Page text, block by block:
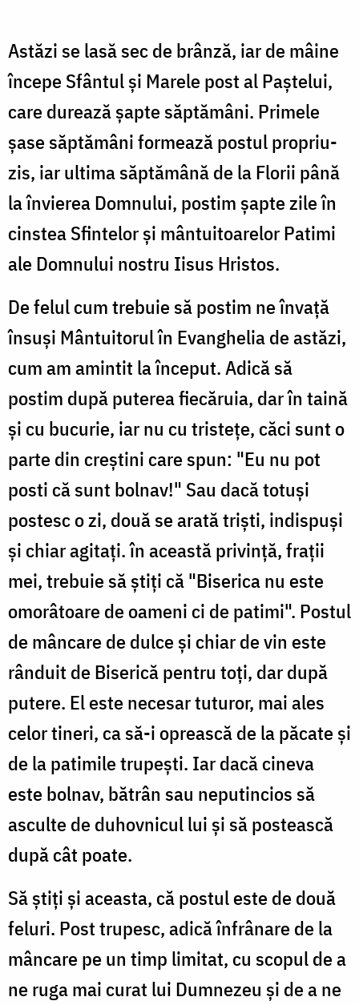
Astăzi se lasă sec de brânză, iar de mâine
începe Sfântul și Marele post al Paștelui,
care durează șapte săptămâni. Primele
șase săptămâni formează postul propriu-
zis, iar ultima săptămână de la Florii până
la învierea Domnului, postim șapte zile în
cinstea Sfintelor și mântuitoarelor Patimi
ale Domnului nostru Iisus Hristos.
De felul cum trebuie să postim ne învață
însuși Mântuitorul în Evanghelia de astăzi,
cum am amintit la început. Adică să
postim după puterea fiecăruia, dar în taină
și cu bucurie, iar nu cu tristețe, căci sunt o
parte din creștini care spun: "Eu nu pot
posti că sunt bolnav!" Sau dacă totuși
postesc o zi, două se arată triști, indispuși
și chiar agitați. în această privință, frații
mei, trebuie să știți că "Biserica nu este
omorâtoare de oameni ci de patimi". Postul
de mâncare de dulce și chiar de vin este
rânduit de Biserică pentru toți, dar după
putere. El este necesar tuturor, mai ales
celor tineri, ca să-i oprească de la păcate și
de la patimile trupești. Iar dacă cineva
este bolnav, bătrân sau neputincios să
asculte de duhovnicul lui și să postească
după cât poate.
Să știți și aceasta, că postul este de două
feluri. Post trupesc, adică înfrânare de la
mâncare pe un timp limitat, cu scopul de a
ne ruga mai curat lui Dumnezeu și de a ne